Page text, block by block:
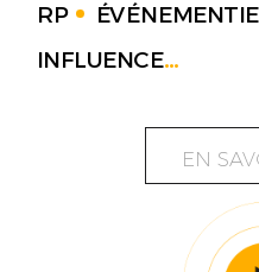
RP
INFLUENCE...
EN